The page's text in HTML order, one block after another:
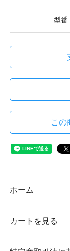
型番
この
ホーム
カートを見る